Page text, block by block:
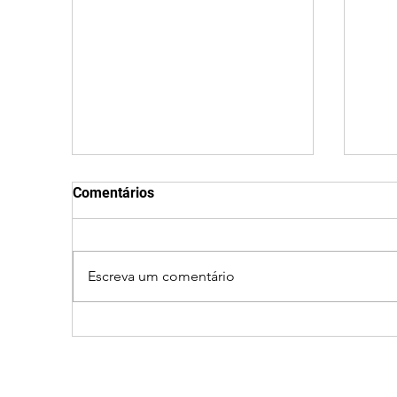
provocar rajadas de vento
Comentários
Escreva um comentário